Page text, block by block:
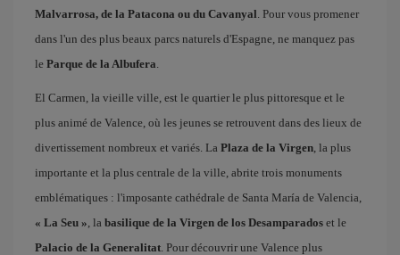
Malvarrosa, de la Patacona ou du Cavanyal. Pour vous promener
dans l'un des plus beaux parcs naturels d'Espagne, ne manquez pas
le Parque de la Albufera.
El Carmen, la vieille ville, est le quartier le plus pittoresque et le
plus animé de Valence, où les jeunes se retrouvent dans des lieux de
divertissement nombreux et variés. La Plaza de la Virgen, la plus
importante et la plus centrale de la ville, abrite trois monuments
emblématiques : l'imposante cathédrale de Santa María de Valencia,
« La Seu », la basilique de la Virgen de los Desamparados et le
Palacio de la Generalitat. Pour découvrir une Valence plus